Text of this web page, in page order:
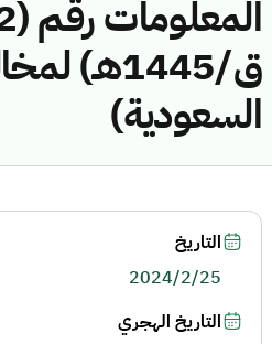
ق/1445هـ)
السعودية)
التاريخ
2024/2/25
التاريخ الهجري